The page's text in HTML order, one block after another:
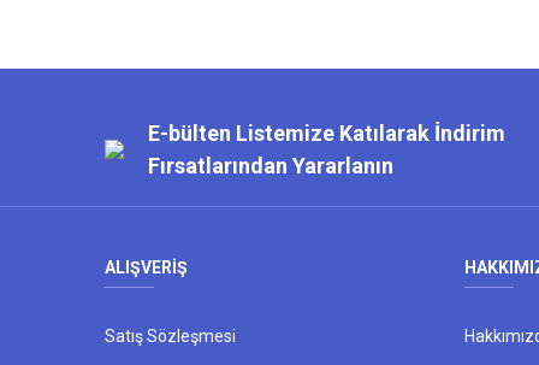
Ürün açıklamasında eksik bilgiler bulunuyor.
Ürün bilgilerinde hatalar bulunuyor.
Ürün fiyatı diğer sitelerden daha pahalı.
E-bülten Listemize Katılarak İndirim
Fırsatlarından Yararlanın
ALIŞVERİŞ
Satış Sözleşmesi